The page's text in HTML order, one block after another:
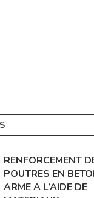
RENFORCEMENT
POUTRES EN
ARME A L’AIDE DE